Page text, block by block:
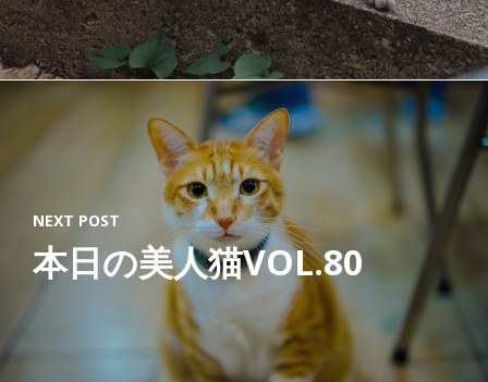
R
U
A
NEXT POST
本日の美人猫VOL.80